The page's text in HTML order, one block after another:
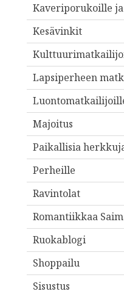
Kaveriporukoille
Kesävinkit
Lapsiperheen
Majoitus
Paikallisia
Perheille
Ravintolat
Romantiikkaa
Ruokablogi
Shoppailu
Sisustus